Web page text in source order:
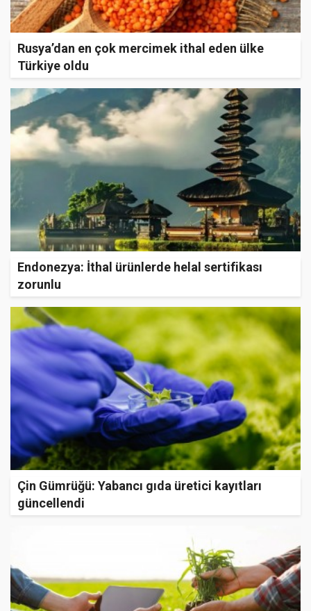
Rusya’dan en çok mercimek ithal eden ülke
Türkiye oldu
Endonezya: İthal ürünlerde helal sertifikası
zorunlu
Çin Gümrüğü: Yabancı gıda üretici kayıtları
güncellendi